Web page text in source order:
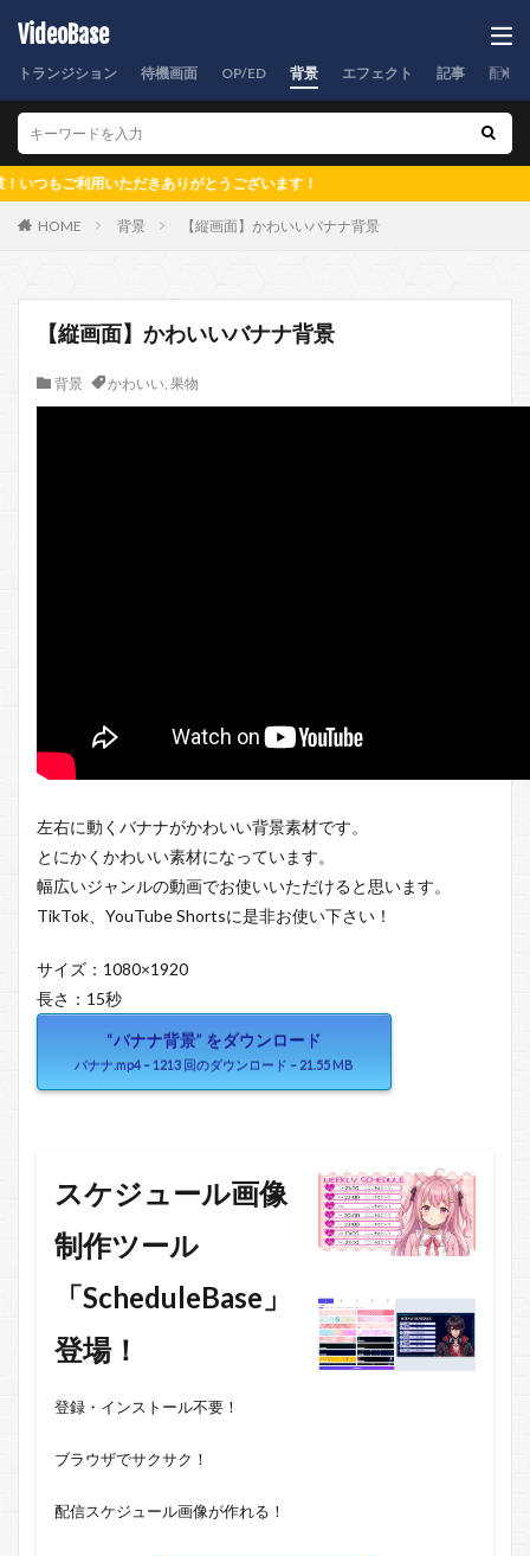
VideoBase
トランジション 待機画面 OP/ED 背景 エフェクト 記事 配信
用いただきありがとうございます！
HOME 背景 【縦画面】かわいいバナナ背景
【縦画面】かわいいバナナ背景
背景 かわいい, 果物
左右に動くバナナがかわいい背景素材です。
とにかくかわいい素材になっています。
幅広いジャンルの動画でお使いいただけると思います。
TikTok、YouTube Shortsに是非お使い下さい！
サイズ：1080×1920
長さ：15秒
“バナナ背景” をダウンロード
バナナ.mp4 – 1213 回のダウンロード – 21.55 MB
スケジュール画像
制作ツール
「ScheduleBase」
登場！
登録・インストール不要！
ブラウザでサクサク！
配信スケジュール画像が作れる！